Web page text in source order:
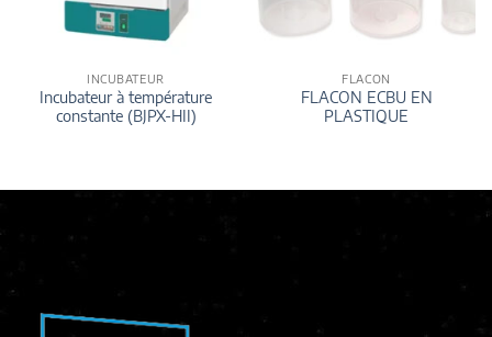
INCUBATEUR
Incubateur à température
constante (BJPX-HII)
FLACON
FLACON ECBU EN
PLASTIQUE